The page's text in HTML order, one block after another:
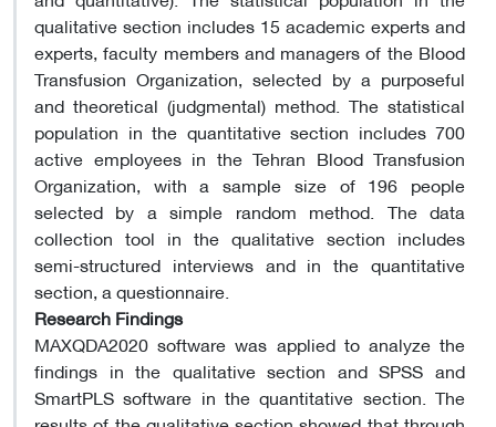
qualitative section includes 15 academic experts and
experts, faculty members and managers of the Blood
Transfusion Organization, selected by a purposeful
and theoretical (judgmental) method. The statistical
population in the quantitative section includes 700
active employees in the Tehran Blood Transfusion
Organization, with a sample size of 196 people
selected by a simple random method. The data
collection tool in the qualitative section includes
semi-structured interviews and in the quantitative
section, a questionnaire.
Research Findings
MAXQDA2020 software was applied to analyze the
findings in the qualitative section and SPSS and
SmartPLS software in the quantitative section. The